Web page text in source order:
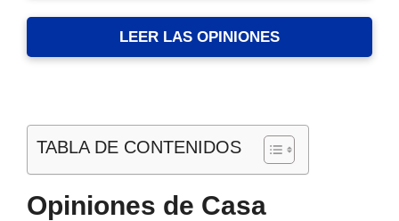
LEER LAS OPINIONES
TABLA DE CONTENIDOS
Opiniones de Casa